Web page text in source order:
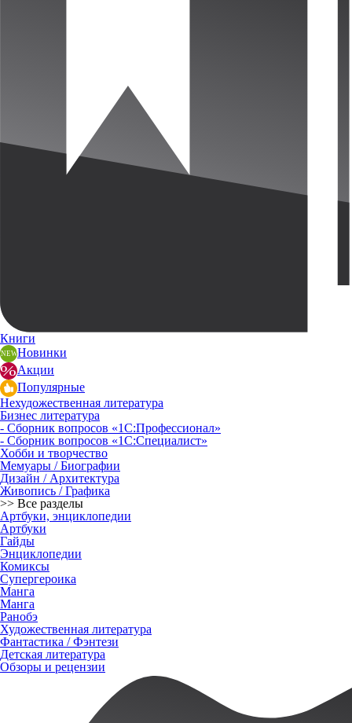
Книги
Новинки
Акции
Популярные
Нехудожественная литература
Бизнес литература
- Сборник вопросов «1С:Профессионал»
- Сборник вопросов «1С:Специалист»
Хобби и творчество
Мемуары / Биографии
Дизайн / Архитектура
Живопись / Графика
>> Все разделы
Артбуки, энциклопедии
Артбуки
Гайды
Энциклопедии
Комиксы
Супергероика
Манга
Манга
Ранобэ
Художественная литература
Фантастика / Фэнтези
Детская литература
Обзоры и рецензии